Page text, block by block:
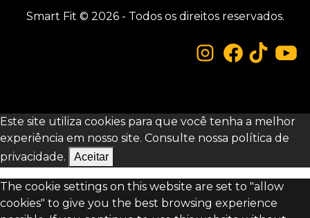
Smart Fit © 2026 - Todos os direitos reservados.
Este site utiliza cookies para que você tenha a melhor
experiência em nosso site. Consulte nossa política de
privacidade.
Aceitar
The cookie settings on this website are set to "allow
cookies" to give you the best browsing experience